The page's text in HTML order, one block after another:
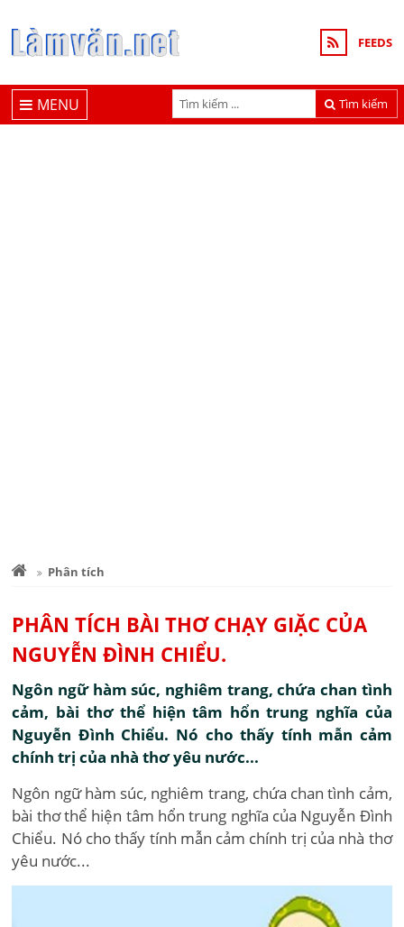
FEEDS
Tìm kiếm
MENU
Phân tích
PHÂN TÍCH BÀI THƠ CHẠY GIẶC CỦA
NGUYỄN ĐÌNH CHIỂU.
Ngôn ngữ hàm súc, nghiêm trang, chứa chan tình
cảm, bài thơ thể hiện tâm hổn trung nghĩa của
Nguyễn Đình Chiểu. Nó cho thấy tính mẫn cảm
chính trị của nhà thơ yêu nước...
Ngôn ngữ hàm súc, nghiêm trang, chứa chan tình cảm,
bài thơ thể hiện tâm hổn trung nghĩa của Nguyễn Đình
Chiểu. Nó cho thấy tính mẫn cảm chính trị của nhà thơ
yêu nước...